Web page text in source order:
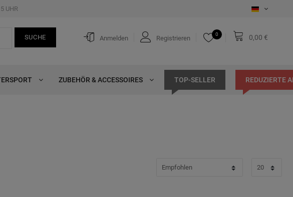
UHR
SUCHE Anmelden Registrieren
0 0,00 €
ZUBEHÖR & ACCESSOIRES TOP-SELLER REDUZIERTE